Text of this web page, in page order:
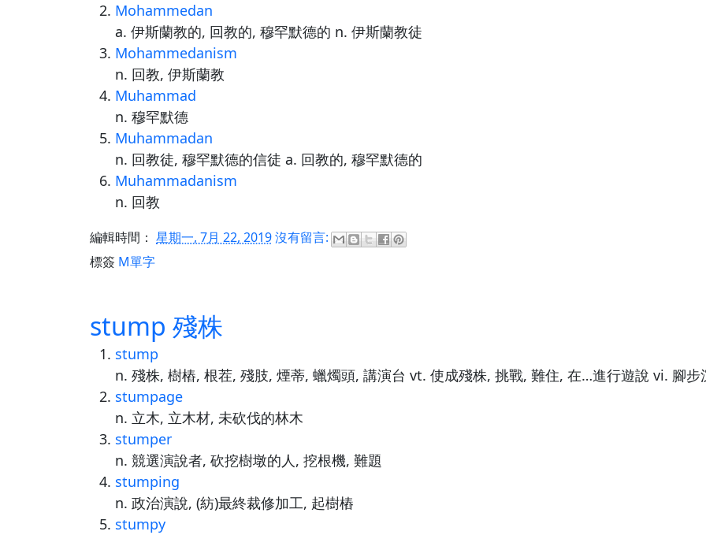
Mohammedan
a. 伊斯蘭教的, 回教的, 穆罕默德的 n. 伊斯蘭教徒
Mohammedanism
n. 回教, 伊斯蘭教
Muhammad
n. 穆罕默德
Muhammadan
n. 回教徒, 穆罕默德的信徒 a. 回教的, 穆罕默德的
Muhammadanism
n. 回教
編輯時間： 星期一, 7月 22, 2019沒有留言:
標簽 M單字
stump 殘株
stump
n. 殘株, 樹樁, 根茬, 殘肢, 煙蒂, 蠟燭頭, 講演台 vt. 使成殘株, 挑戰, 難住, 在…進行遊說 vi. 腳步
stumpage
n. 立木, 立木材, 未砍伐的林木
stumper
n. 競選演說者, 砍挖樹墩的人, 挖根機, 難題
stumping
n. 政治演說, (紡)最終裁修加工, 起樹樁
stumpy